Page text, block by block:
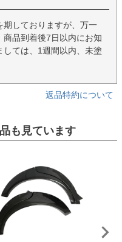
しておりますが、万一
品到着後7日以内にお知
しては、1週間以内、未塗
返品特約について
も見ています